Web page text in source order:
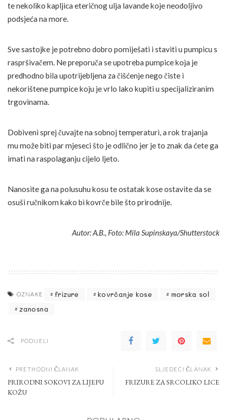
te nekoliko kapljica eteričnog ulja lavande koje neodoljivo
podsjeća na more.
Sve sastojke je potrebno dobro pomiješati i staviti u pumpicu s
raspršivačem. Ne preporuča se upotreba pumpice koja je
predhodno bila upotrijebljena za čišćenje nego čiste i
nekorištene pumpice koju je vrlo lako kupiti u specijaliziranim
trgovinama.
Dobiveni sprej čuvajte na sobnoj temperaturi, a rok trajanja
mu može biti par mjeseci što je odlično jer je to znak da ćete ga
imati na raspolaganju cijelo ljeto.
Nanosite ga na polusuhu kosu te ostatak kose ostavite da se
osuši ručnikom kako bi kovrče bile što prirodnije.
Autor: A.B., Foto: Mila Supinskaya/Shutterstock
OZNAKE frizure kovrčanje kose
morska sol
zanosna
PODIJELI
PRETHODNI ČLANAK
PRIRODNI SOKOVI ZA LIJEPU
KOŽU
SLJEDEĆI ČLANAK
FRIZURE ZA SRCOLIKO LICE